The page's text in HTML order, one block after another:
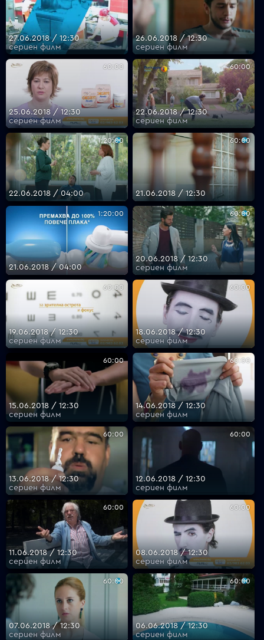
27.06.2018 / 12:30
сериен филм
26.06.2018 / 12:30
сериен филм
60:00
25.06.2018 / 12:30
сериен филм
60:00
22.06.2018 / 12:30
сериен филм
1:20:00
22.06.2018 / 04:00
60:00
21.06.2018 / 12:30
1:20:00
21.06.2018 / 04:00
60:00
20.06.2018 / 12:30
сериен филм
60:00
19.06.2018 / 12:30
сериен филм
60:00
18.06.2018 / 12:30
сериен филм
60:00
15.06.2018 / 12:30
сериен филм
60:00
14.06.2018 / 12:30
сериен филм
60:00
13.06.2018 / 12:30
сериен филм
60:00
12.06.2018 / 12:30
сериен филм
60:00
11.06.2018 / 12:30
сериен филм
60:00
08.06.2018 / 12:30
сериен филм
60:00
07.06.2018 / 12:30
сериен филм
60:00
06.06.2018 / 12:30
сериен филм